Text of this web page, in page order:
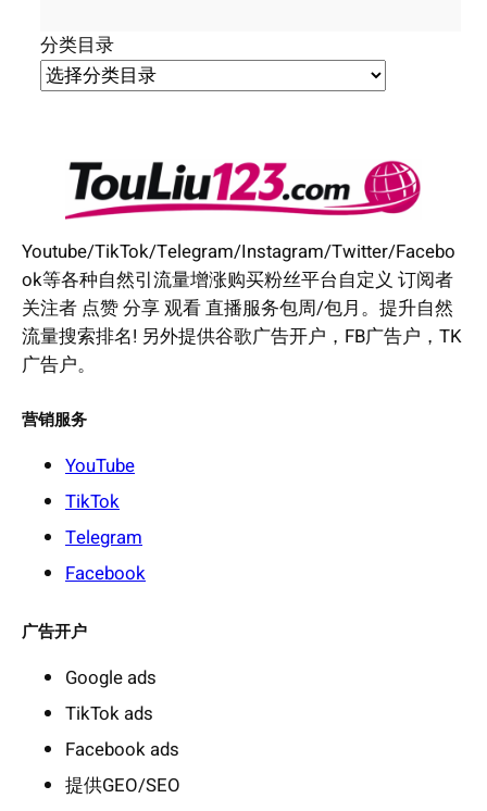
分类目录
Youtube/TikTok/Telegram/Instagram/Twitter/Facebo
ok等各种自然引流量增涨购买粉丝平台自定义 订阅者
关注者 点赞 分享 观看 直播服务包周/包月。提升自然
流量搜索排名! 另外提供谷歌广告开户，FB广告户，TK
广告户。
营销服务
YouTube
TikTok
Telegram
Facebook
广告开户
Google ads
TikTok ads
Facebook ads
提供GEO/SEO